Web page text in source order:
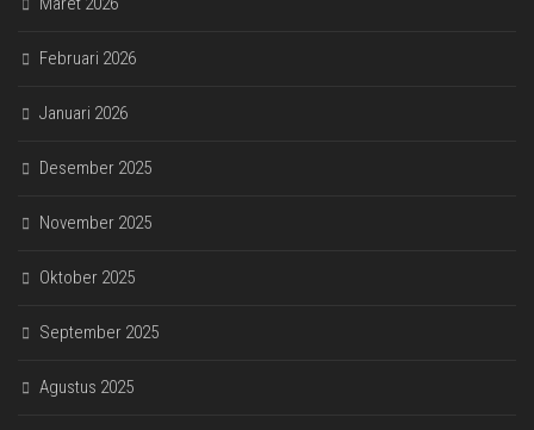
Februari 2026
Januari 2026
Desember 2025
November 2025
Oktober 2025
September 2025
Agustus 2025